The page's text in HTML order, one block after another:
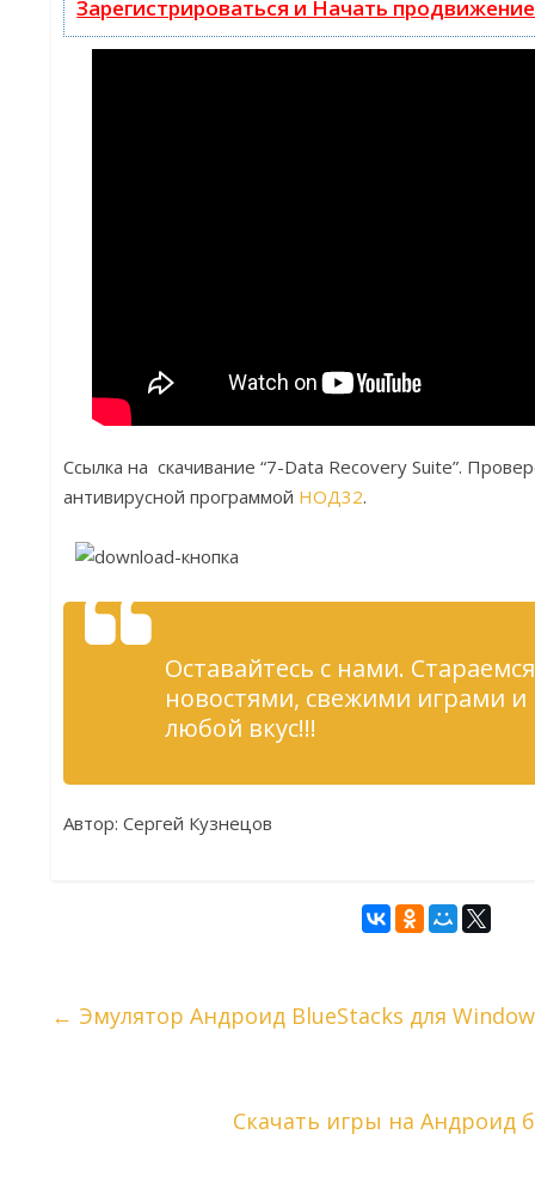
Зарегистрироваться и Начать продвижение
Ссылка на скачивание“7-Data Recovery Suite”.
антивирусной программой НОД32.
Оставайтесь с нами.
новостями, свежими играми
любой вкус!!!
Автор: Сергей Кузнецов
← Эмулятор Андроид BlueStacks для
Скачать игры на Андроид